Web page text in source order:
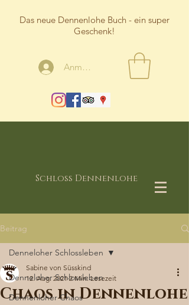
Das neue Dennenlohe Buch - ein super
Geschenk!
Anmelden
Schloss Dennenlohe
Beitrag
Denneloher Schlossleben
Dennenloher Chaos
Denneloher Schlossleben
Chaos in Dennenlohe
Sabine von Süsskind
12. Aug. 2021 2 Min. Lesezeit